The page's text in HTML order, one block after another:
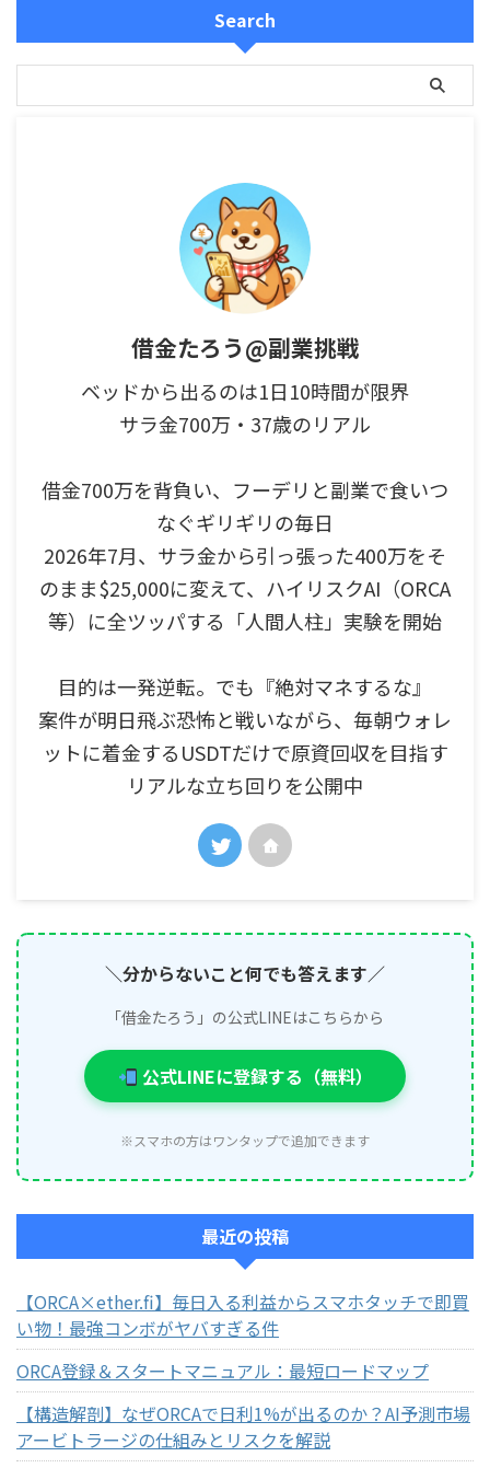
Search
借金たろう@副業挑戦
ベッドから出るのは1日10時間が限界
サラ金700万・37歳のリアル
借金700万を背負い、フーデリと副業で食いつ
なぐギリギリの毎日
2026年7月、サラ金から引っ張った400万をそ
のまま$25,000に変えて、ハイリスクAI（ORCA
等）に全ツッパする「人間人柱」実験を開始
目的は一発逆転。でも『絶対マネするな』
案件が明日飛ぶ恐怖と戦いながら、毎朝ウォレ
ットに着金するUSDTだけで原資回収を目指す
リアルな立ち回りを公開中
＼分からないこと何でも答えます／
「借金たろう」の公式LINEはこちらから
公式LINEに登録する（無料）
※スマホの方はワンタップで追加できます
最近の投稿
【ORCA×ether.fi】毎日入る利益からスマホタッチで即買
い物！最強コンボがヤバすぎる件
ORCA登録＆スタートマニュアル：最短ロードマップ
【構造解剖】なぜORCAで日利1%が出るのか？AI予測市場
アービトラージの仕組みとリスクを解説